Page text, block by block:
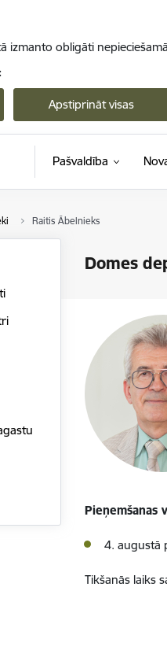
izmanto obligāti
Apstiprināt visas
Pašvaldība
Raitis Ābelnieks
Domes
Pieņemšanas
4. augustā
Tikšanās laiks